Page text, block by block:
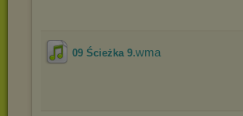
09 Ścieżka 9.wma